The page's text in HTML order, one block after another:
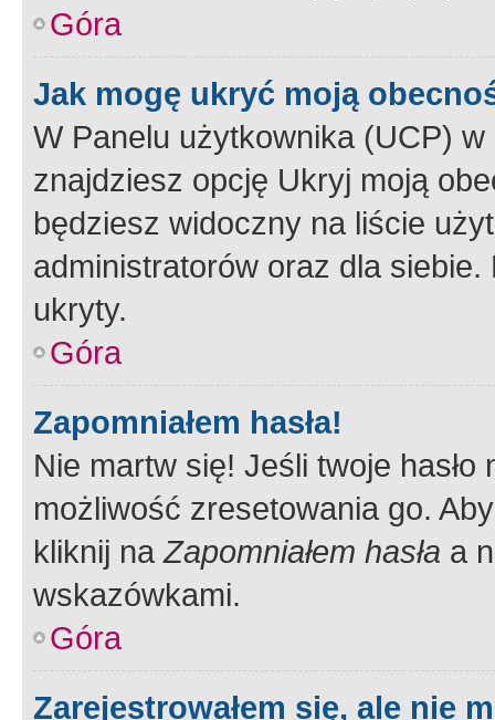
Góra
Jak mogę ukryć moją
W Panelu użytkownika (UCP) w
znajdziesz opcję Ukryj moją
będziesz widoczny na liście
administratorów oraz dla
ukryty.
Góra
Zapomniałem hasła!
Nie martw się! Jeśli twoje
możliwość zresetowania go.
kliknij naZapomniałem hasła a
wskazówkami.
Góra
Zarejestrowałem się, ale nie